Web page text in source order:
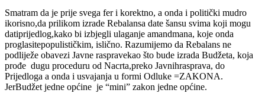
Smatram da je prije svega fer i korektno, a onda i politički mudro
ikorisno,da prilikom izrade Rebalansa date šansu svima koji mogu
datiprijedlog,kako bi izbjegli ulaganje amandmana, koje onda
proglasitepopulističkim, islično. Razumijemo da Rebalans ne
podliježe obavezi Javne raspravekao što bude izrada Budžeta, koja
prođe dugu proceduru od Nacrta,preko Javnihrasprava, do
Prijedloga a onda i usvajanja u formi Odluke =ZAKONA.
JerBudžet jedne općine je “mini” zakon jedne općine.